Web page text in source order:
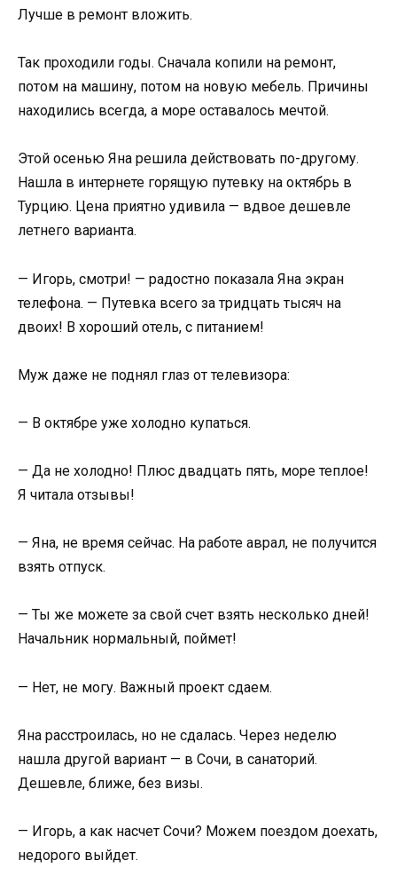
Лучше в ремонт вложить.
Так проходили годы. Сначала копили на ремонт,
потом на машину, потом на новую мебель. Причины
находились всегда, а море оставалось мечтой.
Этой осенью Яна решила действовать по-другому.
Нашла в интернете горящую путевку на октябрь в
Турцию. Цена приятно удивила — вдвое дешевле
летнего варианта.
— Игорь, смотри! — радостно показала Яна экран
телефона. — Путевка всего за тридцать тысяч на
двоих! В хороший отель, с питанием!
Муж даже не поднял глаз от телевизора:
— В октябре уже холодно купаться.
— Да не холодно! Плюс двадцать пять, море теплое!
Я читала отзывы!
— Яна, не время сейчас. На работе аврал, не получится
взять отпуск.
— Ты же можете за свой счет взять несколько дней!
Начальник нормальный, поймет!
— Нет, не могу. Важный проект сдаем.
Яна расстроилась, но не сдалась. Через неделю
нашла другой вариант — в Сочи, в санаторий.
Дешевле, ближе, без визы.
— Игорь, а как насчет Сочи? Можем поездом доехать,
недорого выйдет.